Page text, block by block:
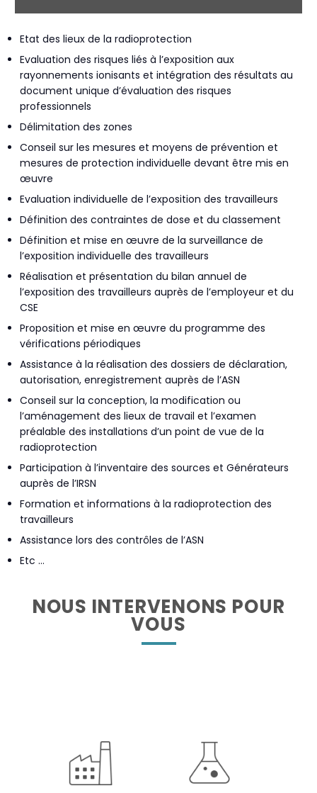
Etat des lieux de la radioprotection
Evaluation des risques liés à l’exposition aux
rayonnements ionisants et intégration des résultats au
document unique d’évaluation des risques
professionnels
Délimitation des zones
Conseil sur les mesures et moyens de prévention et
mesures de protection individuelle devant être mis en
œuvre
Evaluation individuelle de l’exposition des travailleurs
Définition des contraintes de dose et du classement
Définition et mise en œuvre de la surveillance de
l’exposition individuelle des travailleurs
Réalisation et présentation du bilan annuel de
l’exposition des travailleurs auprès de l’employeur et du
CSE
Proposition et mise en œuvre du programme des
vérifications périodiques
Assistance à la réalisation des dossiers de déclaration,
autorisation, enregistrement auprès de l’ASN
Conseil sur la conception, la modification ou
l’aménagement des lieux de travail et l’examen
préalable des installations d’un point de vue de la
radioprotection
Participation à l’inventaire des sources et Générateurs
auprès de l’IRSN
Formation et informations à la radioprotection des
travailleurs
Assistance lors des contrôles de l’ASN
Etc …
NOUS INTERVENONS POUR
VOUS